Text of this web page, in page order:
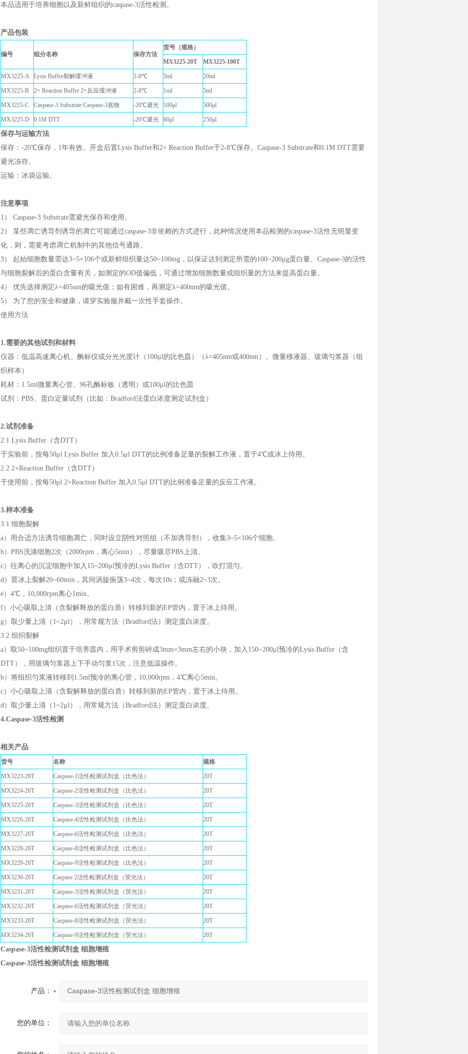
本品适用于培养细胞以及新鲜组织的caspase-3活性检测。
产品包装
编号 组分名称 保存方法
货号（规格）
MX3225-20T MX3225-100T
MX3225-A Lysis Buffer裂解缓冲液 2-8℃ 5ml 20ml
MX3225-B 2× Reaction Buffer 2×反应缓冲液 2-8℃ 1ml 5ml
MX3225-C Caspase-3 Substrate Caspase-3底物 -20℃避光 100μl 500μl
MX3225-D 0.1M DTT -20℃避光 60μl 250μl
保存与运输方法
保存：-20℃保存，1年有效。开盒后置Lysis Buffer和2× Reaction Buffer于2-8℃保存。Caspase-3 Substrate和0.1M DTT需要
避光冻存。
运输：冰袋运输。
注意事项
1） Caspase-3 Substrate需避光保存和使用。
2） 某些凋亡诱导剂诱导的凋亡可能通过caspase-3非依赖的方式进行，此种情况使用本品检测的caspase-3活性无明显变
化，则，需要考虑凋亡机制中的其他信号通路。
3） 起始细胞数量需达3~5×106个或新鲜组织量达50~100mg，以保证达到测定所需的100~200μg蛋白量。Caspase-3的活性
与细胞裂解后的蛋白含量有关，如测定的OD值偏低，可通过增加细胞数量或组织量的方法来提高蛋白量。
4） 优先选择测定λ=405nm的吸光值；如有困难，再测定λ=400nm的吸光值。
5） 为了您的安全和健康，请穿实验服并戴一次性手套操作。
使用方法
1.需要的其他试剂和材料
仪器：低温高速离心机、酶标仪或分光光度计（100μl的比色皿）（λ=405nm或400nm）、微量移液器、玻璃匀浆器（组
织样本）
耗材：1.5ml微量离心管、96孔酶标板（透明）或100μl的比色皿
试剂：PBS、蛋白定量试剂（比如：Bradford法蛋白浓度测定试剂盒）
2.试剂准备
2.1 Lysis Buffer（含DTT）
于实验前，按每50μl Lysis Buffer 加入0.5μl DTT的比例准备足量的裂解工作液，置于4℃或冰上待用。
2.2 2×Reaction Buffer（含DTT）
于使用前，按每50μl 2×Reaction Buffer 加入0.5μl DTT的比例准备足量的反应工作液。
3.样本准备
3.1 细胞裂解
a）用合适方法诱导细胞凋亡，同时设立阴性对照组（不加诱导剂），收集3~5×106个细胞。
b）PBS洗涤细胞2次（2000rpm，离心5min），尽量吸尽PBS上清。
c）往离心的沉淀细胞中加入15~200μl预冷的Lysis Buffer（含DTT），吹打混匀。
d）置冰上裂解20~60min，其间涡旋振荡3~4次，每次10s；或冻融2~3次。
e）4℃，10,000rpm离心1min。
f）小心吸取上清（含裂解释放的蛋白质）转移到新的EP管内，置于冰上待用。
g）取少量上清（1~2μl），用常规方法（Bradford法）测定蛋白浓度。
3.2 组织裂解
a）取50~100mg组织置于培养皿内，用手术剪剪碎成3mm×3mm左右的小块，加入150~200μl预冷的Lysis Buffer（含
DTT），用玻璃匀浆器上下手动匀浆15次，注意低温操作。
b）将组织匀浆液转移到1.5ml预冷的离心管，10,000rpm，4℃离心5min。
c）小心吸取上清（含裂解释放的蛋白质）转移到新的EP管内，置于冰上待用。
d）取少量上清（1~2μl），用常规方法（Bradford法）测定蛋白浓度。
4.Caspase-3活性检测
相关产品
货号 名称 规格
MX3223-20T Caspase-1活性检测试剂盒（比色法） 20T
MX3224-20T Caspase-2活性检测试剂盒（比色法） 20T
MX3225-20T Caspase-3活性检测试剂盒（比色法） 20T
MX3226-20T Caspase-4活性检测试剂盒（比色法） 20T
MX3227-20T Caspase-6活性检测试剂盒（比色法） 20T
MX3228-20T Caspase-8活性检测试剂盒（比色法） 20T
MX3229-20T Caspase-9活性检测试剂盒（比色法） 20T
MX3230-20T Caspase 2活性检测试剂盒（荧光法） 20T
MX3231-20T Caspase-3活性检测试剂盒（荧光法） 20T
MX3232-20T Caspase-6活性检测试剂盒（荧光法） 20T
MX3233-20T Caspase-8活性检测试剂盒（荧光法） 20T
MX3234-20T Caspase-9活性检测试剂盒（荧光法） 20T
Caspase-3活性检测试剂盒 细胞增殖
Caspase-3活性检测试剂盒 细胞增殖
产品：
您的单位：